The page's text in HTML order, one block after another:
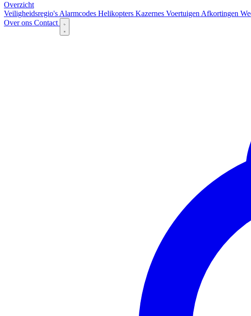
Overzicht
Veiligheidsregio's Alarmcodes Helikopters Kazernes Voertuigen Afkortingen
Over ons Contact